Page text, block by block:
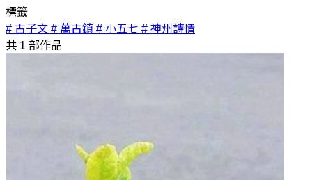
標籤
# 古子文 # 萬古鎮 # 小五七 # 神州詩情
共 1 部作品